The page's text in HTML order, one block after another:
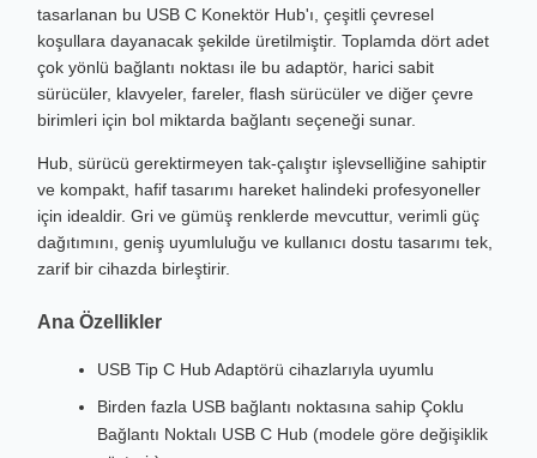
tasarlanan bu USB C Konektör Hub'ı, çeşitli çevresel
koşullara dayanacak şekilde üretilmiştir. Toplamda dört adet
çok yönlü bağlantı noktası ile bu adaptör, harici sabit
sürücüler, klavyeler, fareler, flash sürücüler ve diğer çevre
birimleri için bol miktarda bağlantı seçeneği sunar.
Hub, sürücü gerektirmeyen tak-çalıştır işlevselliğine sahiptir
ve kompakt, hafif tasarımı hareket halindeki profesyoneller
için idealdir. Gri ve gümüş renklerde mevcuttur, verimli güç
dağıtımını, geniş uyumluluğu ve kullanıcı dostu tasarımı tek,
zarif bir cihazda birleştirir.
Ana Özellikler
USB Tip C Hub Adaptörü cihazlarıyla uyumlu
Birden fazla USB bağlantı noktasına sahip Çoklu
Bağlantı Noktalı USB C Hub (modele göre değişiklik